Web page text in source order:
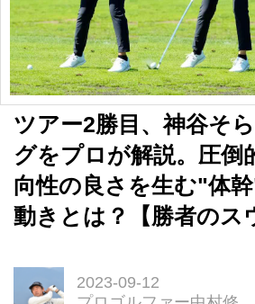
ツアー2勝目、神谷そ
グをプロが解説。圧倒
向性の良さを生む"体
動きとは？【勝者のス
2023-09-12